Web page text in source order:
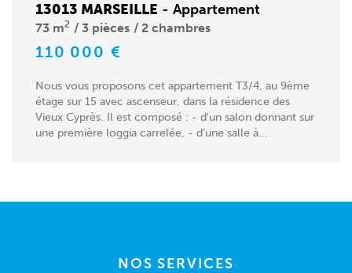
13013 MARSEILLE - Appartement
73 m2 3 pièces 2 chambres
110 000 €
Nous vous proposons cet appartement T3/4, au 9ème
étage sur 15 avec ascenseur, dans la résidence des
Vieux Cyprès. Il est composé : - d'un salon donnant sur
une première loggia carrelée, - d'une salle à...
NOS SERVICES